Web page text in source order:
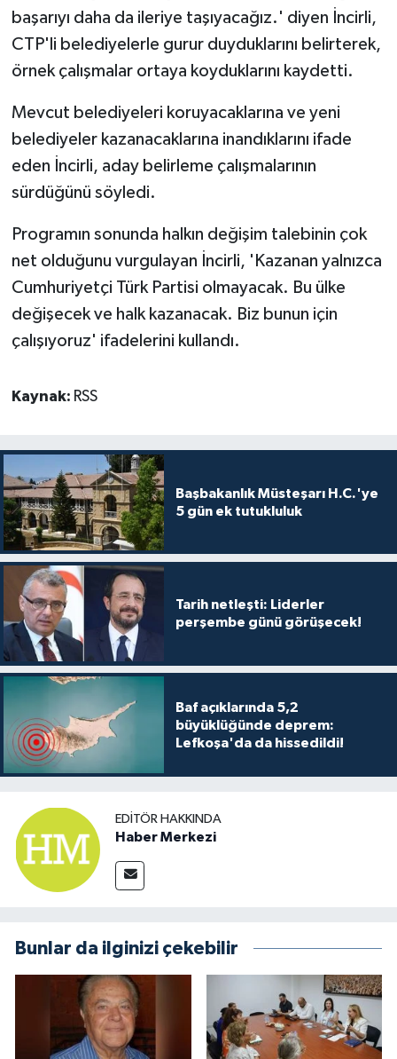
başarıyı daha da ileriye taşıyacağız.' diyen İncirli,
CTP'li belediyelerle gurur duyduklarını belirterek,
örnek çalışmalar ortaya koyduklarını kaydetti.
Mevcut belediyeleri koruyacaklarına ve yeni
belediyeler kazanacaklarına inandıklarını ifade
eden İncirli, aday belirleme çalışmalarının
sürdüğünü söyledi.
Programın sonunda halkın değişim talebinin çok
net olduğunu vurgulayan İncirli, 'Kazanan yalnızca
Cumhuriyetçi Türk Partisi olmayacak. Bu ülke
değişecek ve halk kazanacak. Biz bunun için
çalışıyoruz' ifadelerini kullandı.
Kaynak: RSS
Başbakanlık Müsteşarı H.C.'ye
5 gün ek tutukluluk
Tarih netleşti: Liderler
perşembe günü görüşecek!
Baf açıklarında 5,2
büyüklüğünde deprem:
Lefkoşa'da da hissedildi!
EDITÖR HAKKINDA
Haber Merkezi
Bunlar da ilginizi çekebilir